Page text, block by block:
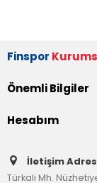
Finspor
Önemli Bilgiler
Hesabım
İletişim
Türkali Mh.